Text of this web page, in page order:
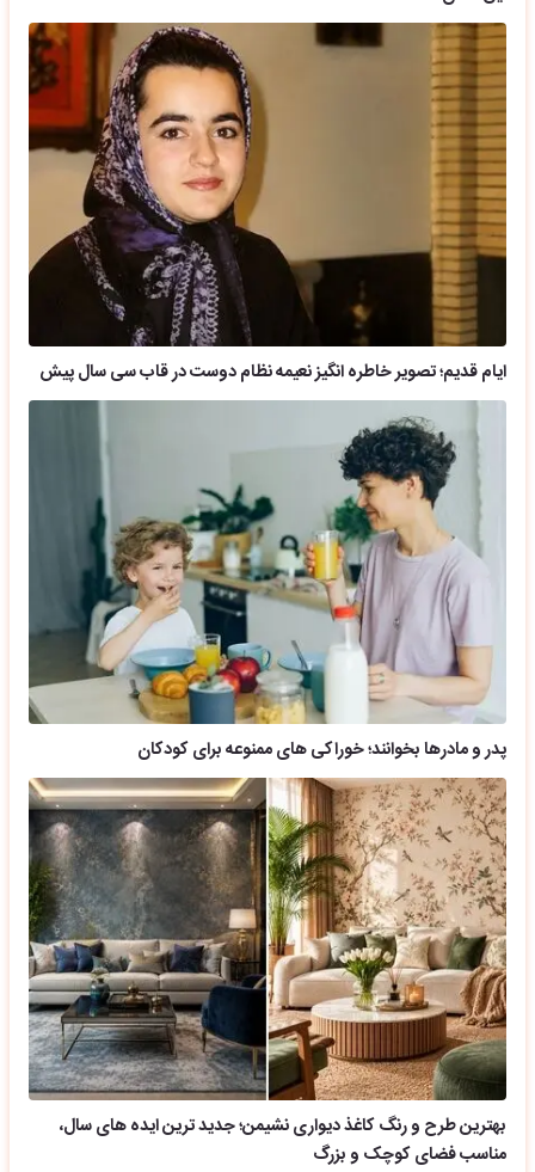
ایام قدیم؛ تصویر خاطره انگیز نعیمه نظام دوست در قاب سی سال پیش
پدر و مادرها بخوانند؛ خوراکی های ممنوعه برای کودکان
بهترین طرح و رنگ کاغذ دیواری نشیمن؛ جدید ترین ایده های سال،
مناسب فضای کوچک و بزرگ